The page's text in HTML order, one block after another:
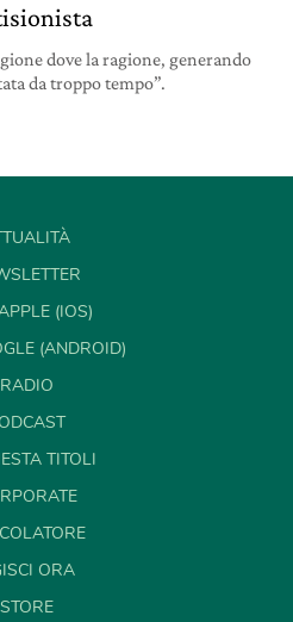
dove la ragione, generando
da troppo tempo”.
(IOS)
(ANDROID)
RADIO
TITOLI
ORA
STORE